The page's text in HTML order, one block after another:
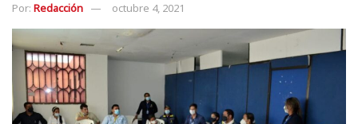
Por: Redacción octubre 4, 2021